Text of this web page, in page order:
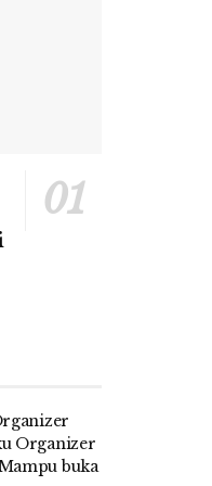
Organizer
buka